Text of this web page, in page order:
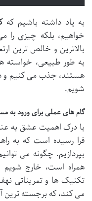
به یاد داشته باشیم که
خواهیم، بلکه چیزی
بالاترین و خالص ترین
به طور طبیعی، خواسته
هستند، جذب می کنیم و
شویم.
گام های عملی برای ورود به
با درک اهمیت عشق به
فرا رسیده است که به
بپردازیم. چگونه می
همراه است، خارج
تکنیک ها و تمریناتی
می کند، که برجسته